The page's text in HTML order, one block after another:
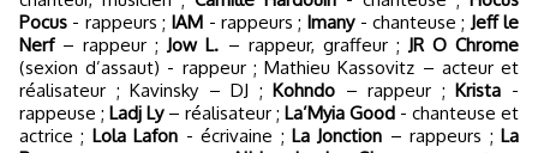
Pocus - rappeurs ; IAM - rappeurs ; Imany- chanteuse ;Jeff le
Nerf– rappeur ;Jow L. – rappeur, graffeur ;JR O Chrome
(sexion d’assaut) - rappeur ; Mathieu Kassovitz – acteur et
réalisateur ; Kavinsky – DJ ; Kohndo – rappeur ; Krista -
rappeuse ; Ladj Ly– réalisateur ; La’Myia Good - chanteuse et
actrice ; Lola Lafon - écrivaine ; La Jonction – rappeurs ; La